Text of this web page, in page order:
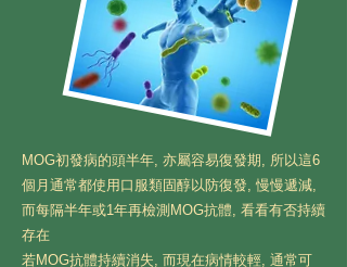
MOG初發病的頭半年, 亦屬容易復發期, 所以這6
個月通常都使用口服類固醇以防復發, 慢慢遞減,
而每隔半年或1年再檢測MOG抗體, 看看有否持續
存在
若MOG抗體持續消失, 而現在病情較輕, 通常可